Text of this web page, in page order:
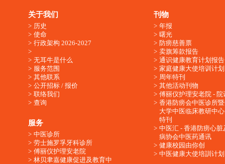
关于我们
历史
使命
行政架构 2026-2027
无耳牛是什么
服务范围
其他联系
公开招标 / 报价
联络我们
查询
服务
中医诊所
劳士施罗孚牙科诊所
傅丽仪护理安老院
林贝聿嘉健康促进及教育中
刊物
年报
曙光
防痨慈善票
卖旗筹款报告
通识健康教育计划报告
家庭健康大使培训计划
周年特刊
其他活动刊物
傅丽仪护理安老院 - 院
香港防痨会中医诊所
大学中医临床教研中
特刊
中医汇 - 香港防痨心脏
病协会中医药通讯
健康校园由你创
中医健康大使培訓计划